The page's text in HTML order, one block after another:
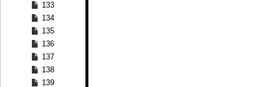
133
134
135
136
137
138
139